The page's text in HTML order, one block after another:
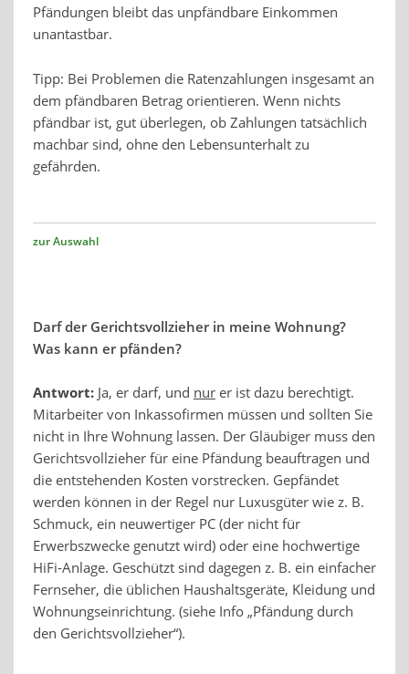
Pfändungen bleibt das unpfändbare Einkommen
unantastbar.
Tipp: Bei Problemen die Ratenzahlungen insgesamt an
dem pfändbaren Betrag orientieren. Wenn nichts
pfändbar ist, gut überlegen, ob Zahlungen tatsächlich
machbar sind, ohne den Lebensunterhalt zu
gefährden.
zur Auswahl
Darf der Gerichtsvollzieher in meine Wohnung?
Was kann er pfänden?
Antwort:Ja, er darf, und nurer ist dazu berechtigt.
Mitarbeiter von Inkassofirmen müssen und sollten Sie
nicht in Ihre Wohnung lassen. Der Gläubiger muss den
Gerichtsvollzieher für eine Pfändung beauftragen und
die entstehenden Kosten vorstrecken. Gepfändet
werden können in der Regel nur Luxusgüter wie z. B.
Schmuck, ein neuwertiger PC (der nicht für
Erwerbszwecke genutzt wird) oder eine hochwertige
HiFi-Anlage. Geschützt sind dagegen z. B. ein einfacher
Fernseher, die üblichen Haushaltsgeräte, Kleidung und
Wohnungseinrichtung. (siehe Info „Pfändung durch
den Gerichtsvollzieher“).